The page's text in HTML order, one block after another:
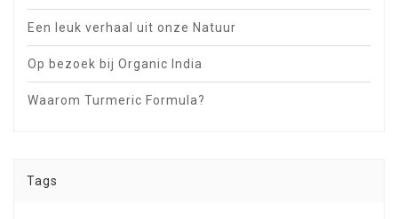
Een leuk verhaal uit onze Natuur
Op bezoek bij Organic India
Waarom Turmeric Formula?
Tags